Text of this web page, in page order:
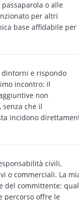
o alle
per altri
base affidabile per
dintorni e rispondo
incontro: il
non
che il
incidono
civili,
o commerciali. La
del committente:
percorso offre le